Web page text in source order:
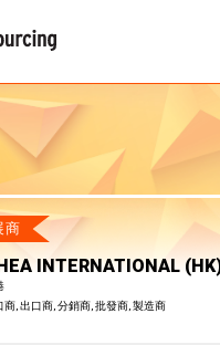
商
INTERNATIONAL
商, 出口商, 分銷商, 批發商, 製造商